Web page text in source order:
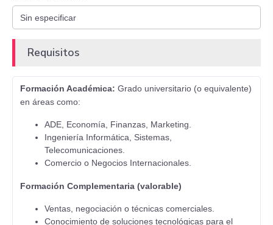
Requisitos
Formación Académica: Grado universitario (o equivalente)
en áreas como:
ADE, Economía, Finanzas, Marketing.
Ingeniería Informática, Sistemas,
Telecomunicaciones.
Comercio o Negocios Internacionales.
Formación Complementaria (valorable)
Ventas, negociación o técnicas comerciales.
Conocimiento de soluciones tecnológicas para el